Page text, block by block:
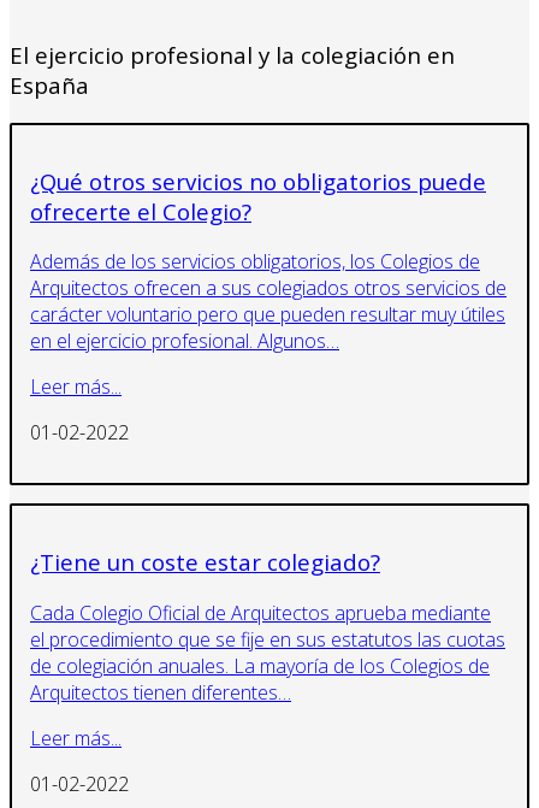
El ejercicio profesional y la colegiación en
España
¿Qué otros servicios no obligatorios puede
ofrecerte el Colegio?
Además de los servicios obligatorios, los Colegios de
Arquitectos ofrecen a sus colegiados otros servicios de
carácter voluntario pero que pueden resultar muy útiles
en el ejercicio profesional. Algunos…
Leer más...
01-02-2022
¿Tiene un coste estar colegiado?
Cada Colegio Oficial de Arquitectos aprueba mediante
el procedimiento que se fije en sus estatutos las cuotas
de colegiación anuales. La mayoría de los Colegios de
Arquitectos tienen diferentes…
Leer más...
01-02-2022